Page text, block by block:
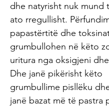
dhe natyrisht nuk mund
ato rregullisht.
papastërtitë dhe
grumbullohen në këto
uritura nga oksigjeni
Dhe janë pikërisht këto
grumbullime pisllëku
janë bazat më të pastra